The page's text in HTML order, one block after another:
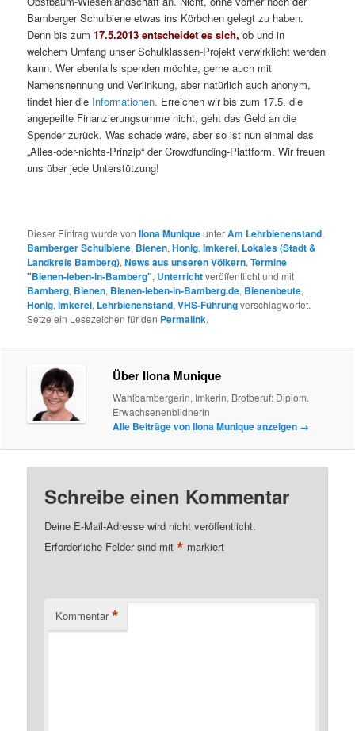
Bamberger Schulbiene etwas ins Körbchen gelegt zu haben.
Denn bis zum17.5.2013 entscheidet es sich, ob und in
welchem Umfang unser Schulklassen-Projekt verwirklicht werden
kann. Wer ebenfalls spenden möchte, gerne auch mit
Namensnennung und Verlinkung, aber natürlich auch anonym,
findet hier die Informationen. Erreichen wir bis zum 17.5. die
angepeilte Finanzierungsumme nicht, geht das Geld an die
Spender zurück. Was schade wäre, aber so ist nun einmal das
„Alles-oder-nichts-Prinzip“ der Crowdfunding-Plattform. Wir freuen
uns über jede Unterstützung!
Dieser Eintrag wurde vonIlona MuniqueunterAm Lehrbienenstand,
Bamberger Schulbiene, Bienen,Honig,Imkerei, Lokales (Stadt &
Landkreis Bamberg),News aus unseren Völkern,Termine
"Bienen-leben-in-Bamberg", Unterrichtveröffentlicht und mit
Bamberg, Bienen, Bienen-leben-in-Bamberg.de, Bienenbeute,
Honig,Imkerei, Lehrbienenstand,VHS-Führungverschlagwortet.
Setze ein Lesezeichen für den Permalink.
Über Ilona Munique
Wahlbambergerin, Imkerin, Brotberuf: Diplom.
Erwachsenenbildnerin
Alle Beiträge von Ilona Munique anzeigen →
Schreibe einen Kommentar
Deine E-Mail-Adresse wird nicht veröffentlicht.
Erforderliche Felder sind mit* markiert
Kommentar *